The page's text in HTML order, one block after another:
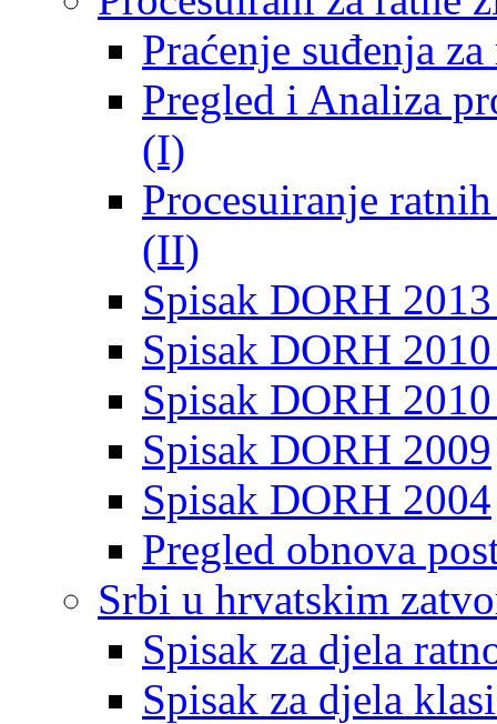
Praćenje suđenja
Pregled i Analiza
(I)
Procesuiranje
(II)
Spisak DORH
Spisak DORH
Spisak DORH
Spisak DORH 2009
Spisak DORH 2004
Pregled obnova
Srbi u hrvatskim
Spisak za djela
Spisak za djela